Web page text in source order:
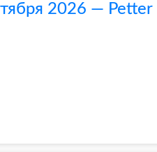
2026 — Petter